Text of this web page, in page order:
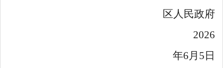
区人民政府
2026
年6 月 5 日